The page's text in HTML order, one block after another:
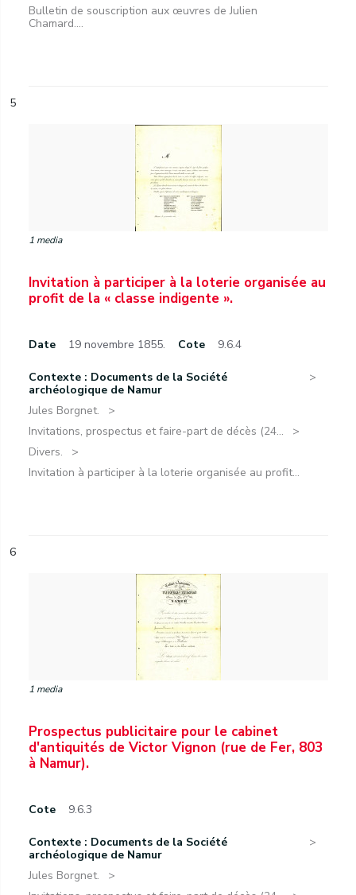
Bulletin de souscription aux œuvres de Julien
Chamard....
5
1 media
Invitation à participer à la loterie organisée au
profit de la « classe indigente ».
Date 19 novembre 1855. Cote 9.6.4
Contexte : Documents de la Société
archéologique de Namur
Jules Borgnet.
Invitations, prospectus et faire-part de décès (24...
Divers.
Invitation à participer à la loterie organisée au profit...
6
1 media
Prospectus publicitaire pour le cabinet
d'antiquités de Victor Vignon (rue de Fer, 803
à Namur).
Cote 9.6.3
Contexte : Documents de la Société
archéologique de Namur
Jules Borgnet.